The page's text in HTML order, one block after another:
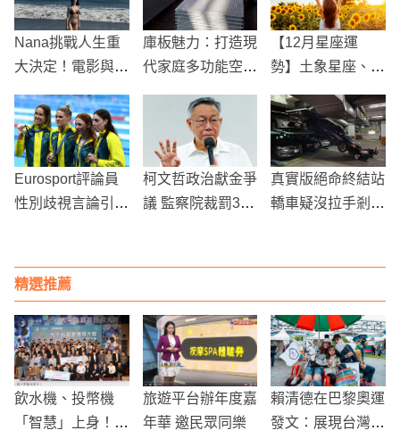
Nana挑戰人生重
大決定！電影與時
尚路上的刺青變遷
庫板魅力：打造現
代家庭多功能空間
的祕密
【12月星座運
勢】土象星座、風
象星座
Eurosport評論員
性別歧視言論引發
柯文哲政治獻金爭
議 監察院裁罰374
真實版絕命終結站
轎車疑沒拉手剎車
精選推薦
飲水機、投幣機
「智慧」上身！中
旅遊平台辦年度嘉
年華 邀民眾同樂
賴清德在巴黎奧運
發文：展現台灣文